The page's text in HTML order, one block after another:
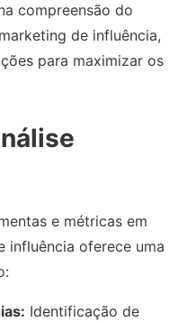
compreensão do
de influência,
para maximizar os
e métricas em
influência oferece uma
Identificação de